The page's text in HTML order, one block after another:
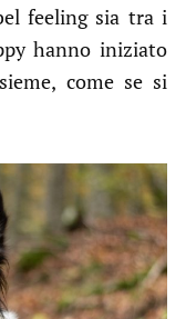
feeling sia tra i
hanno iniziato
come se si